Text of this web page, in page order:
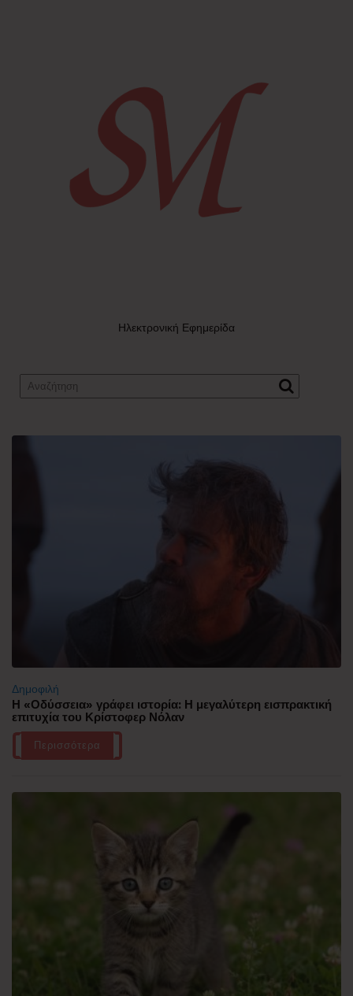
Ηλεκτρονική Εφημερίδα
Δημοφιλή
Η «Οδύσσεια» γράφει ιστορία: Η μεγαλύτερη εισπρακτική
επιτυχία του Κρίστοφερ Νόλαν
Περισσότερα